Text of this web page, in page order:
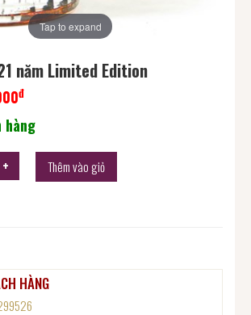
Tap to expand
năm Limited Edition
đ
hàng
Thêm vào giỏ
HÀNG